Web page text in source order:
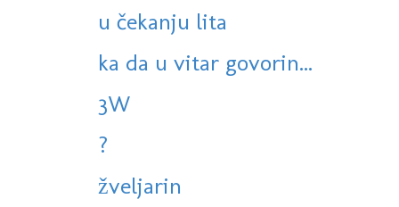
u čekanju lita
ka da u vitar govorin...
3W
?
žveljarin